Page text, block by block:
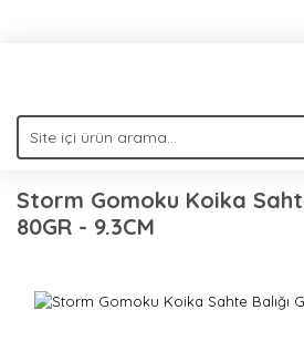
Storm Gomoku Koika
80GR - 9.3CM